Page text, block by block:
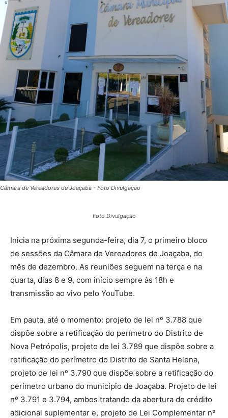
Câmara de Vereadores de Joaçaba - Foto Divulgação
Foto Divulgação
Inicia na próxima segunda-feira, dia 7, o primeiro bloco
de sessões da Câmara de Vereadores de Joaçaba, do
mês de dezembro. As reuniões seguem na terça e na
quarta, dias 8 e 9, com início sempre às 18h e
transmissão ao vivo pelo YouTube.
Em pauta, até o momento: projeto de lei nº 3.788 que
dispõe sobre a retificação do perímetro do Distrito de
Nova Petrópolis, projeto de lei 3.789 que dispõe sobre a
retificação do perímetro do Distrito de Santa Helena,
projeto de lei nº 3.790 que dispõe sobre a retificação do
perímetro urbano do município de Joaçaba. Projeto de lei
nº 3.791 e 3.794, ambos tratando da abertura de crédito
adicional suplementar e, projeto de Lei Complementar nº